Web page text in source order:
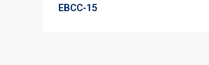
EBCC-15